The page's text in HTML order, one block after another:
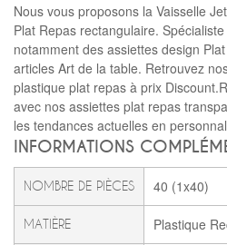
Nous vous proposons la Vaisselle
Plat Repas rectangulaire.
notamment des assiettes design
articles Art de la table. Retrouvez
plastique plat repas à prix
avec nos assiettes plat repas
les tendances actuelles en
INFORMATIONS
NOMBRE DE PIÈCES 40 (1x40)
MATIÈRE Plastique